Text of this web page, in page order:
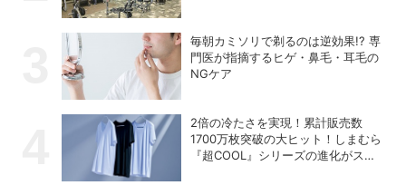
毎朝カミソリで剃るのは逆効果!? 専
門医が指摘するヒゲ・鼻毛・耳毛の
NGケア
2倍の冷たさを実現！累計販売数
1700万枚突破の大ヒット！しまむら
『超COOL』シリーズの進化がスゴ